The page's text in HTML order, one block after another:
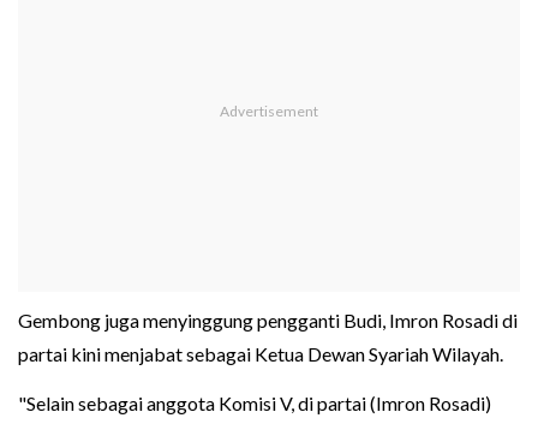
Gembong juga menyinggung pengganti Budi, Imron Rosadi di
partai kini menjabat sebagai Ketua Dewan Syariah Wilayah.
"Selain sebagai anggota Komisi V, di partai (Imron Rosadi)